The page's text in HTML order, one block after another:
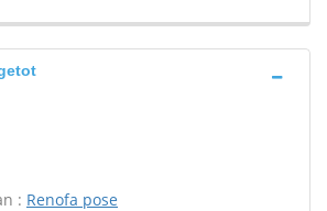
: Renofa pose